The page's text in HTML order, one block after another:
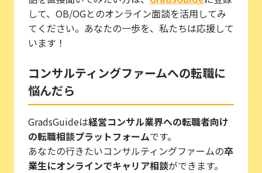
して、OB/OGとのオンライン面談を活用してみ
てください。あなたの一歩を、私たちは応援して
います！
コンサルティングファームへの転職に
悩んだら
GradsGuideは経営コンサル業界への転職者向け
の転職相談プラットフォームです。
あなたの行きたいコンサルティングファームの卒
業生にオンラインでキャリア相談ができます。